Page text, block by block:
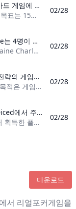
강조하다 Accentuate는 일반적인 카드 게임에 약간의 재미를 더해줍니다. 한 팀원은 라운드의 플레이 옵션을 결정하기 위해 주사위를 굴립니다. 그런 다음 플레이어는 30초 기간을 시작으로 인용 카드와 악센트 카드를 뽑습니다. 그런 다음 플레이어는 인용문을 읽고 악센트를 모방하는 데 30초가 걸립니다. 팀원들은 점수를 얻기 위해 올바른 억양을 추측할 수 있는 기회는 단 한 번뿐입니다!
Accentuate의 목표: Accentuate의 목표는 15점을 획득하는 첫 번째 팀이 되는 것입니다. 플레이어 수: 4~12명 재료: 명언 카드 250개
02/28
메인 샤를마뉴 Maine Charlemagne는 4명이 즐길 수 있는 트릭 테이킹 카드 게임입니다. 게임의 목표는 점수를 얻기 위해 입찰을 하고 완료하는 것입니다. 32점에 먼저 도달하는 팀이 승리합니다.
MAINE CHARLEMAGNE의 목표: Maine Charlemagne의 목표는 32점을 달성하는 첫 번째 팀이 되는 것입니다. 플레이어 수: 4명 재료: 수정된 52개 카
02/28
좀비 주사위 좀비 주사위는 행운과 전략의 게임입니다. 게임 유형을 언제 잡고 언제 접어야 하는지를 알고 있습니다.
좀비 주사위의 목적: 좀비 주사위의 목적은 게임이 끝날 때까지 가장 많은 두뇌를 먹는 것입니다. 플레이어 수: 2+ 재료: 규칙서, 13개의 특수 주사위, 주사위 컵. 플
02/28
독점 주사위 게임 규칙 Monopoly Diced에서 주사위를 굴리고 행운을 시험하며 부동산 재산을 쌓아보세요. 감옥에 바로 가지 않고 속성 세트를 구축해 보세요.
독점 주사위의 목적: $15,000를 먼저 획득한 플레이어가 게임에서 승리합니다. 플레이어 수: 2~4명 내용물: 게임 케이스, 게임판, 집 4개, 점수판, 주
02/28
다운로드
서 리얼포커게임을